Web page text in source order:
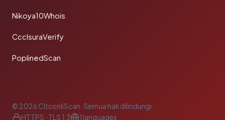
Nikoya10Whois
CcclsuraVerify
PoplinedScan
© 2026 CltconliScan. Semua hak dilindungi.
HTTPS · TLS 1.3
1 languages